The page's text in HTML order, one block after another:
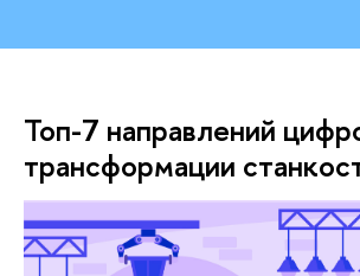
Топ-7 направлений
трансформации